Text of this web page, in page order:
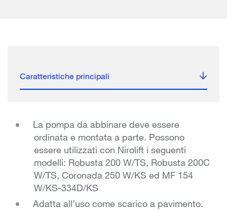
Caratteristiche principali
La pompa da abbinare deve essere
ordinata e montata a parte. Possono
essere utilizzati con Nirolift i seguenti
modelli: Robusta 200 W/TS, Robusta 200C
W/TS, Coronada 250 W/KS ed MF 154
W/KS-334D/KS
Adatta all’uso come scarico a pavimento.